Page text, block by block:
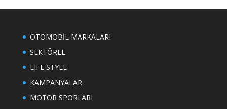
OTOMOBİL MARKALARI
SEKTÖREL
LIFE STYLE
KAMPANYALAR
MOTOR SPORLARI